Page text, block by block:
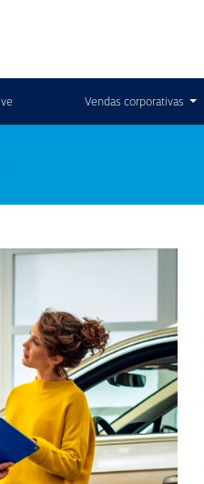
Vendas corporativas